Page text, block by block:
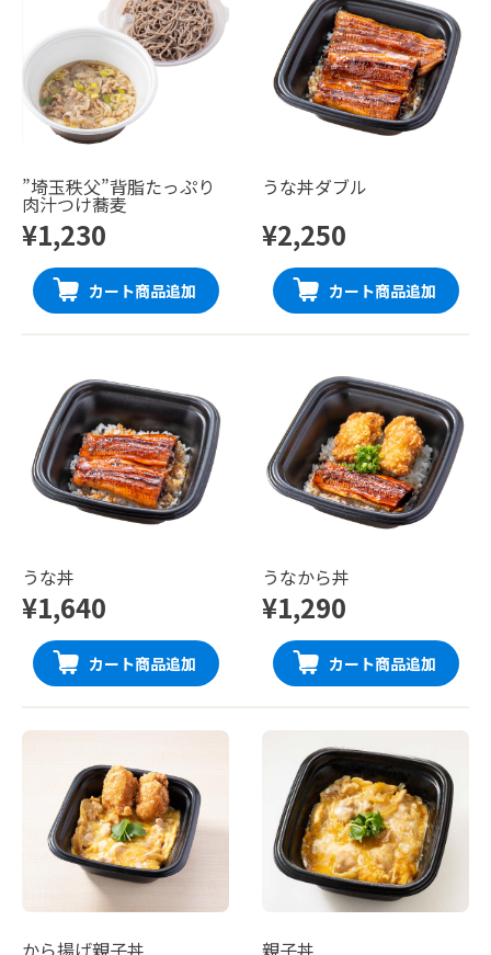
”埼玉秩父”背脂たっぷり
肉汁つけ蕎麦
¥1,230
カート商品追加
うな丼ダブル
¥2,250
カート商品追加
うな丼
¥1,640
カート商品追加
うなから丼
¥1,290
カート商品追加
から揚げ親子丼 親子丼